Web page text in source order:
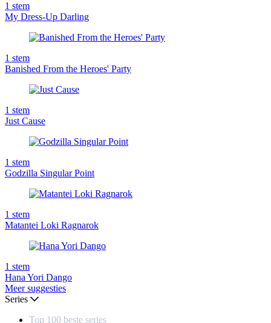
1 stem
My Dress-Up Darling
1 stem
Banished From the Heroes' Party
1 stem
Just Cause
1 stem
Godzilla Singular Point
1 stem
Matantei Loki Ragnarok
1 stem
Hana Yori Dango
Meer suggesties
Series
Top 100 beste series